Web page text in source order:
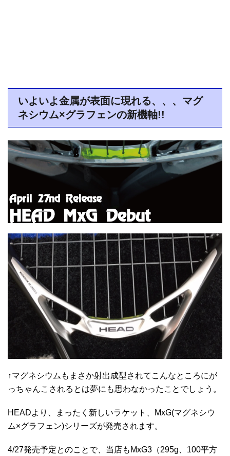
いよいよ金属が表面に現れる、、、マグ
ネシウム×グラフェンの新機軸!!
↑マグネシウムもまさか射出成型されてこんなところにが
っちゃんこされるとは夢にも思わなかったことでしょう。
HEADより、まったく新しいラケット、MxG(マグネシウ
ム×グラフェン)シリーズが発売されます。
4/27発売予定とのことで、当店もMxG3（295g、100平方